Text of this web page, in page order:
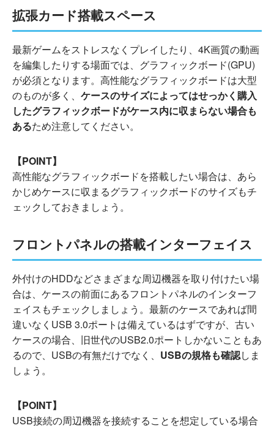
拡張カード搭載スペース
最新ゲームをストレスなくプレイしたり、4K画質の動画
を編集したりする場面では、グラフィックボード(GPU)
が必須となります。高性能なグラフィックボードは大型
のものが多く、 ケースのサイズによってはせっかく購入
したグラフィックボードがケース内に収まらない場合も
あるため注意してください。
【POINT】
高性能なグラフィックボードを搭載したい場合は、あら
かじめケースに収まるグラフィックボードのサイズもチ
ェックしておきましょう。
フロントパネルの搭載インターフェイス
外付けのHDDなどさまざまな周辺機器を取り付けたい場
合は、ケースの前面にあるフロントパネルのインターフ
ェイスもチェックしましょう。最新のケースであれば間
違いなくUSB 3.0ポートは備えているはずですが、古い
ケースの場合、旧世代のUSB2.0ポートしかないこともあ
るので、USBの有無だけでなく、 USBの規格も確認しま
しょう。
【POINT】
USB接続の周辺機器を接続することを想定している場合